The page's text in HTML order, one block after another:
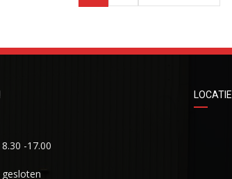
8.30 -17.00
gesloten
LOCATIE